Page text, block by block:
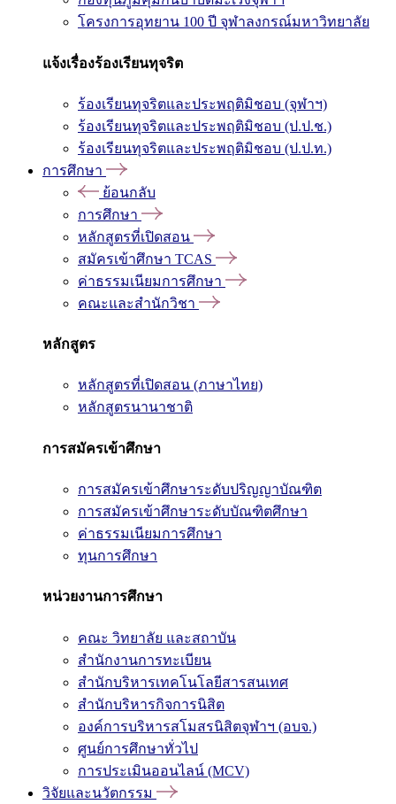
โครงการอุทยาน 100 ปี จุฬาลงกรณ์มหาวิทยาลัย
แจ้งเรื่องร้องเรียนทุจริต
ร้องเรียนทุจริตและประพฤติมิชอบ (จุฬาฯ)
ร้องเรียนทุจริตและประพฤติมิชอบ (ป.ป.ช.)
ร้องเรียนทุจริตและประพฤติมิชอบ (ป.ป.ท.)
การศึกษา
ย้อนกลับ
การศึกษา
หลักสูตรที่เปิดสอน
สมัครเข้าศึกษา TCAS
ค่าธรรมเนียมการศึกษา
คณะและสำนักวิชา
หลักสูตร
หลักสูตรที่เปิดสอน (ภาษาไทย)
หลักสูตรนานาชาติ
การสมัครเข้าศึกษา
การสมัครเข้าศึกษาระดับปริญญาบัณฑิต
การสมัครเข้าศึกษาระดับบัณฑิตศึกษา
ค่าธรรมเนียมการศึกษา
ทุนการศึกษา
หน่วยงานการศึกษา
คณะ วิทยาลัย และสถาบัน
สำนักงานการทะเบียน
สำนักบริหารเทคโนโลยีสารสนเทศ
สำนักบริหารกิจการนิสิต
องค์การบริหารสโมสรนิสิตจุฬาฯ (อบจ.)
ศูนย์การศึกษาทั่วไป
การประเมินออนไลน์ (MCV)
วิจัยและนวัตกรรม